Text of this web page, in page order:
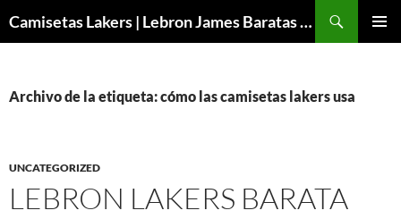
Camisetas Lakers | Lebron James Baratas 2024 – Micamisetanba
Archivo de la etiqueta: cómo las camisetas lakers usa
UNCATEGORIZED
LEBRON LAKERS BARATA